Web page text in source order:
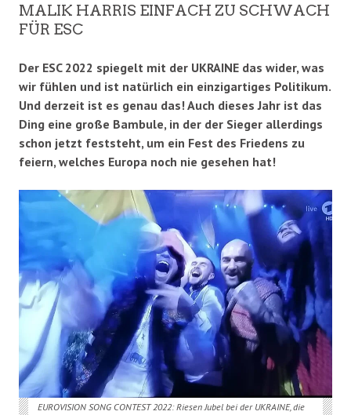
MALIK HARRIS EINFACH ZU SCHWACH
FÜR ESC
Der ESC 2022 spiegelt mit der UKRAINE das wider, was
wir fühlen und ist natürlich ein einzigartiges Politikum.
Und derzeit ist es genau das! Auch dieses Jahr ist das
Ding eine große Bambule, in der der Sieger allerdings
schon jetzt feststeht, um ein Fest des Friedens zu
feiern, welches Europa noch nie gesehen hat!
EUROVISION SONG CONTEST 2022: Riesen Jubel bei der UKRAINE, die